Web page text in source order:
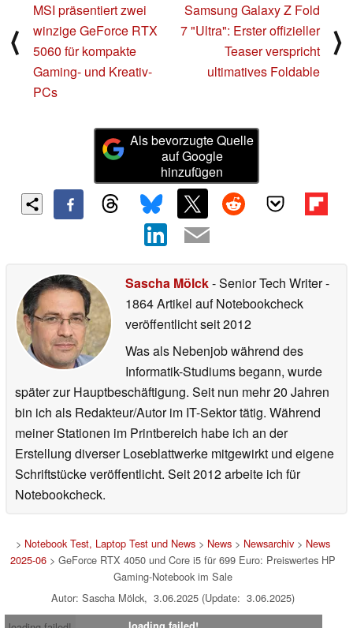
⟨
MSI präsentiert zwei
winzige GeForce RTX
5060 für kompakte
Gaming- und Kreativ-
PCs
Samsung Galaxy Z Fold
7 "Ultra": Erster offizieller
Teaser verspricht
ultimatives Foldable
⟩
Als bevorzugte Quelle
auf Google
hinzufügen
Sascha Mölck- Senior Tech Writer-
1864 Artikel auf Notebookcheck
veröffentlichtseit 2012
Was als Nebenjob während des
Informatik-Studiums begann, wurde
später zur Hauptbeschäftigung. Seit nun mehr 20 Jahren
bin ich als Redakteur/Autor im IT-Sektor tätig. Während
meiner Stationen im Printbereich habe ich an der
Erstellung diverser Loseblattwerke mitgewirkt und eigene
Schriftstücke veröffentlicht. Seit 2012 arbeite ich für
Notebookcheck.
> Notebook Test, Laptop Test und News> News> Newsarchiv> News
2025-06> GeForce RTX 4050 und Core i5 für 699 Euro: Preiswertes HP
Gaming-Notebook im Sale
Autor: Sascha Mölck, 3.06.2025 (Update: 3.06.2025)